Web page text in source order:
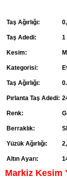
Taş Ağırlığı:
Taş Adedi: 1
Kesim:
Kategorisi:
Taş Ağırlığı:
Pırlanta Taş Adedi:
Renk:
Berraklık: SI
Yüzük Ağırlığı:
Altın Ayarı:
Markiz Kesim